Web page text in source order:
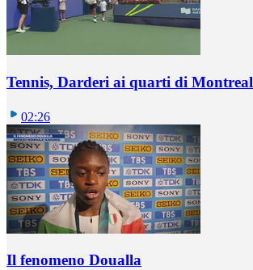
Tennis, Darderi ai quarti di Montreal
02:26
Il fenomeno Doualla